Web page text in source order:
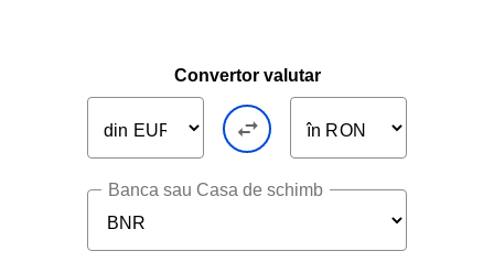
Convertor valutar
Banca sau Casa de schimb